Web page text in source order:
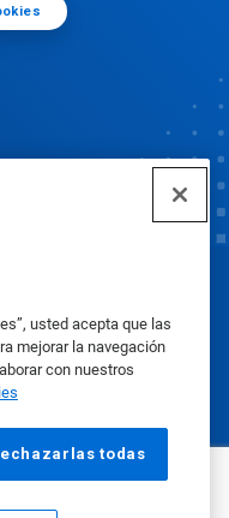
usted acepta que las
mejorar la navegación
con nuestros
todas
Política de privacidad
uso